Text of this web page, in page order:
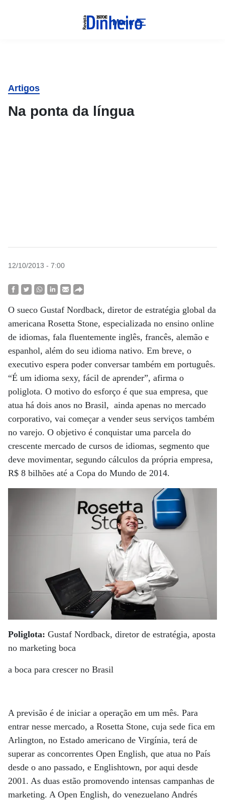
Menu
Artigos
Na ponta da língua
12/10/2013 - 7:00
O sueco Gustaf Nordback, diretor de estratégia global da
americana Rosetta Stone, especializada no ensino online
de idiomas, fala fluentemente inglês, francês, alemão e
espanhol, além do seu idioma nativo. Em breve, o
executivo espera poder conversar também em português.
“É um idioma sexy, fácil de aprender”, afirma o
poliglota. O motivo do esforço é que sua empresa, que
atua há dois anos no Brasil, ainda apenas no mercado
corporativo, vai começar a vender seus serviços também
no varejo. O objetivo é conquistar uma parcela do
crescente mercado de cursos de idiomas, segmento que
deve movimentar, segundo cálculos da própria empresa,
R$ 8 bilhões até a Copa do Mundo de 2014.
Poliglota: Gustaf Nordback, diretor de estratégia, aposta
no marketing boca
a boca para crescer no Brasil
A previsão é de iniciar a operação em um mês. Para
entrar nesse mercado, a Rosetta Stone, cuja sede fica em
Arlington, no Estado americano de Virgínia, terá de
superar as concorrentes Open English, que atua no País
desde o ano passado, e Englishtown, por aqui desde
2001. As duas estão promovendo intensas campanhas de
marketing. A Open English, do venezuelano Andrés